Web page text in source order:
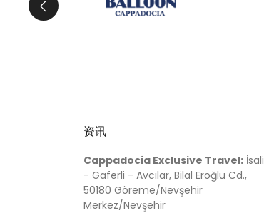
资讯
Cappadocia Exclusive Travel: İsali
- Gaferli - Avcılar, Bilal Eroğlu Cd.,
50180 Göreme/Nevşehir
Merkez/Nevşehir